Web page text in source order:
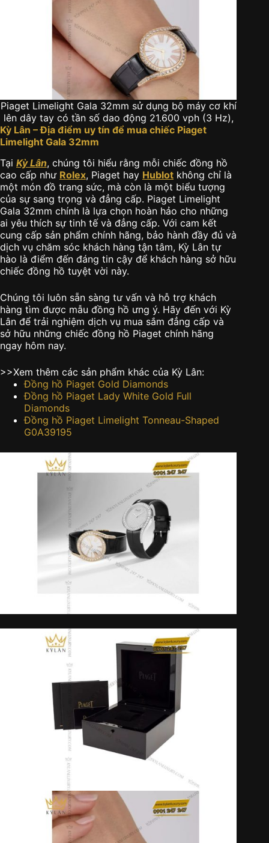
Piaget Limelight Gala 32mm sử dụng bộ máy cơ khí
lên dây tay có tần số dao động 21.600 vph (3 Hz),
Kỳ Lân – Địa điểm uy tín để mua chiếc Piaget
Limelight Gala 32mm
Tại Kỳ Lân, chúng tôi hiểu rằng mỗi chiếc đồng hồ
cao cấp như Rolex, Piaget hay Hublot không chỉ là
một món đồ trang sức, mà còn là một biểu tượng
của sự sang trọng và đẳng cấp. Piaget Limelight
Gala 32mm chính là lựa chọn hoàn hảo cho những
ai yêu thích sự tinh tế và đẳng cấp. Với cam kết
cung cấp sản phẩm chính hãng, bảo hành đầy đủ và
dịch vụ chăm sóc khách hàng tận tâm, Kỳ Lân tự
hào là điểm đến đáng tin cậy để khách hàng sở hữu
chiếc đồng hồ tuyệt vời này.
Chúng tôi luôn sẵn sàng tư vấn và hỗ trợ khách
hàng tìm được mẫu đồng hồ ưng ý. Hãy đến với Kỳ
Lân để trải nghiệm dịch vụ mua sắm đẳng cấp và
sở hữu những chiếc đồng hồ Piaget chính hãng
ngay hôm nay.
>>Xem thêm các sản phẩm khác của Kỳ Lân:
Đồng hồ Piaget Gold Diamonds
Đồng hồ Piaget Lady White Gold Full
Diamonds
Đồng hồ Piaget Limelight Tonneau-Shaped
G0A39195